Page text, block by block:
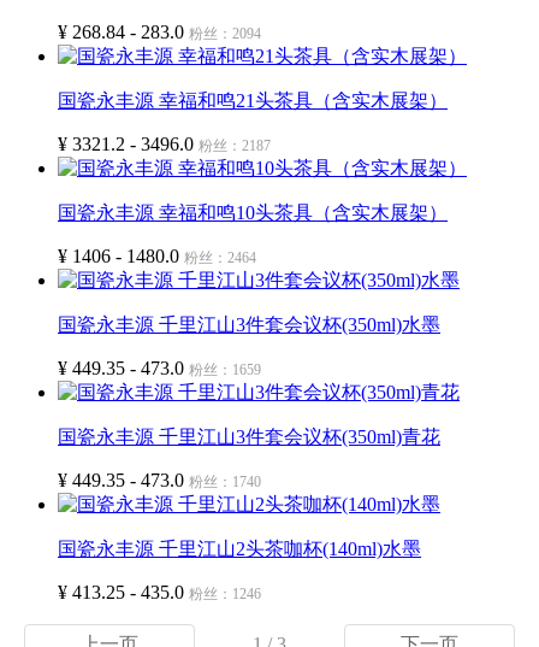
¥ 268.84 - 283.0 粉丝：2094
国瓷永丰源 幸福和鸣21头茶具（含实木展架）
¥ 3321.2 - 3496.0 粉丝：2187
国瓷永丰源 幸福和鸣10头茶具（含实木展架）
¥ 1406 - 1480.0 粉丝：2464
国瓷永丰源 千里江山3件套会议杯(350ml)水墨
¥ 449.35 - 473.0 粉丝：1659
国瓷永丰源 千里江山3件套会议杯(350ml)青花
¥ 449.35 - 473.0 粉丝：1740
国瓷永丰源 千里江山2头茶咖杯(140ml)水墨
¥ 413.25 - 435.0 粉丝：1246